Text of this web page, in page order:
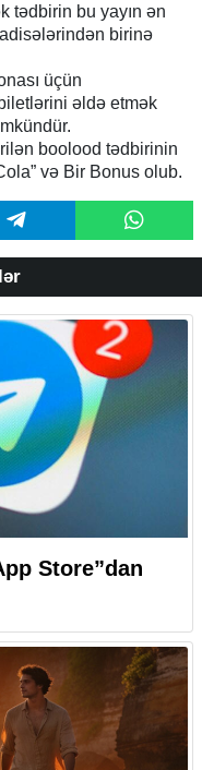
tədbirin bu yayın ən
birinə
üçün
əldə etmək
boolood tədbirinin
və Bir Bonus olub.
Store”dan